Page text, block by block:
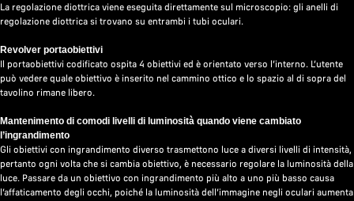
La regolazione diottrica viene eseguita direttamente sul microscopio: gli anelli di
regolazione diottrica si trovano su entrambi i tubi oculari.
Revolver portaobiettivi
Il portaobiettivi codificato ospita 4 obiettivi ed è orientato verso l’interno. L’utente
può vedere quale obiettivo è inserito nel cammino ottico e lo spazio al di sopra del
tavolino rimane libero.
Mantenimento di comodi livelli di luminosità quando viene cambiato
l’ingrandimento
Gli obiettivi con ingrandimento diverso trasmettono luce a diversi livelli di intensità,
pertanto ogni volta che si cambia obiettivo, è necessario regolare la luminosità della
luce. Passare da un obiettivo con ingrandimento più alto a uno più basso causa
l’affaticamento degli occhi, poiché la luminosità dell’immagine negli oculari aumenta